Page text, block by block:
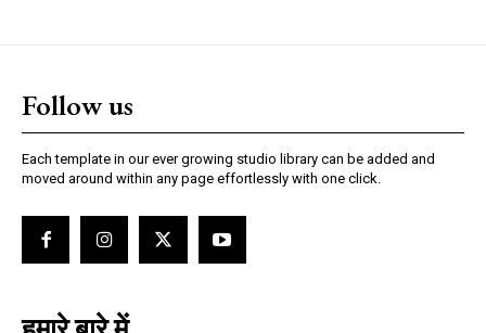
Follow us
Each template in our ever growing studio library can be added and
moved around within any page effortlessly with one click.